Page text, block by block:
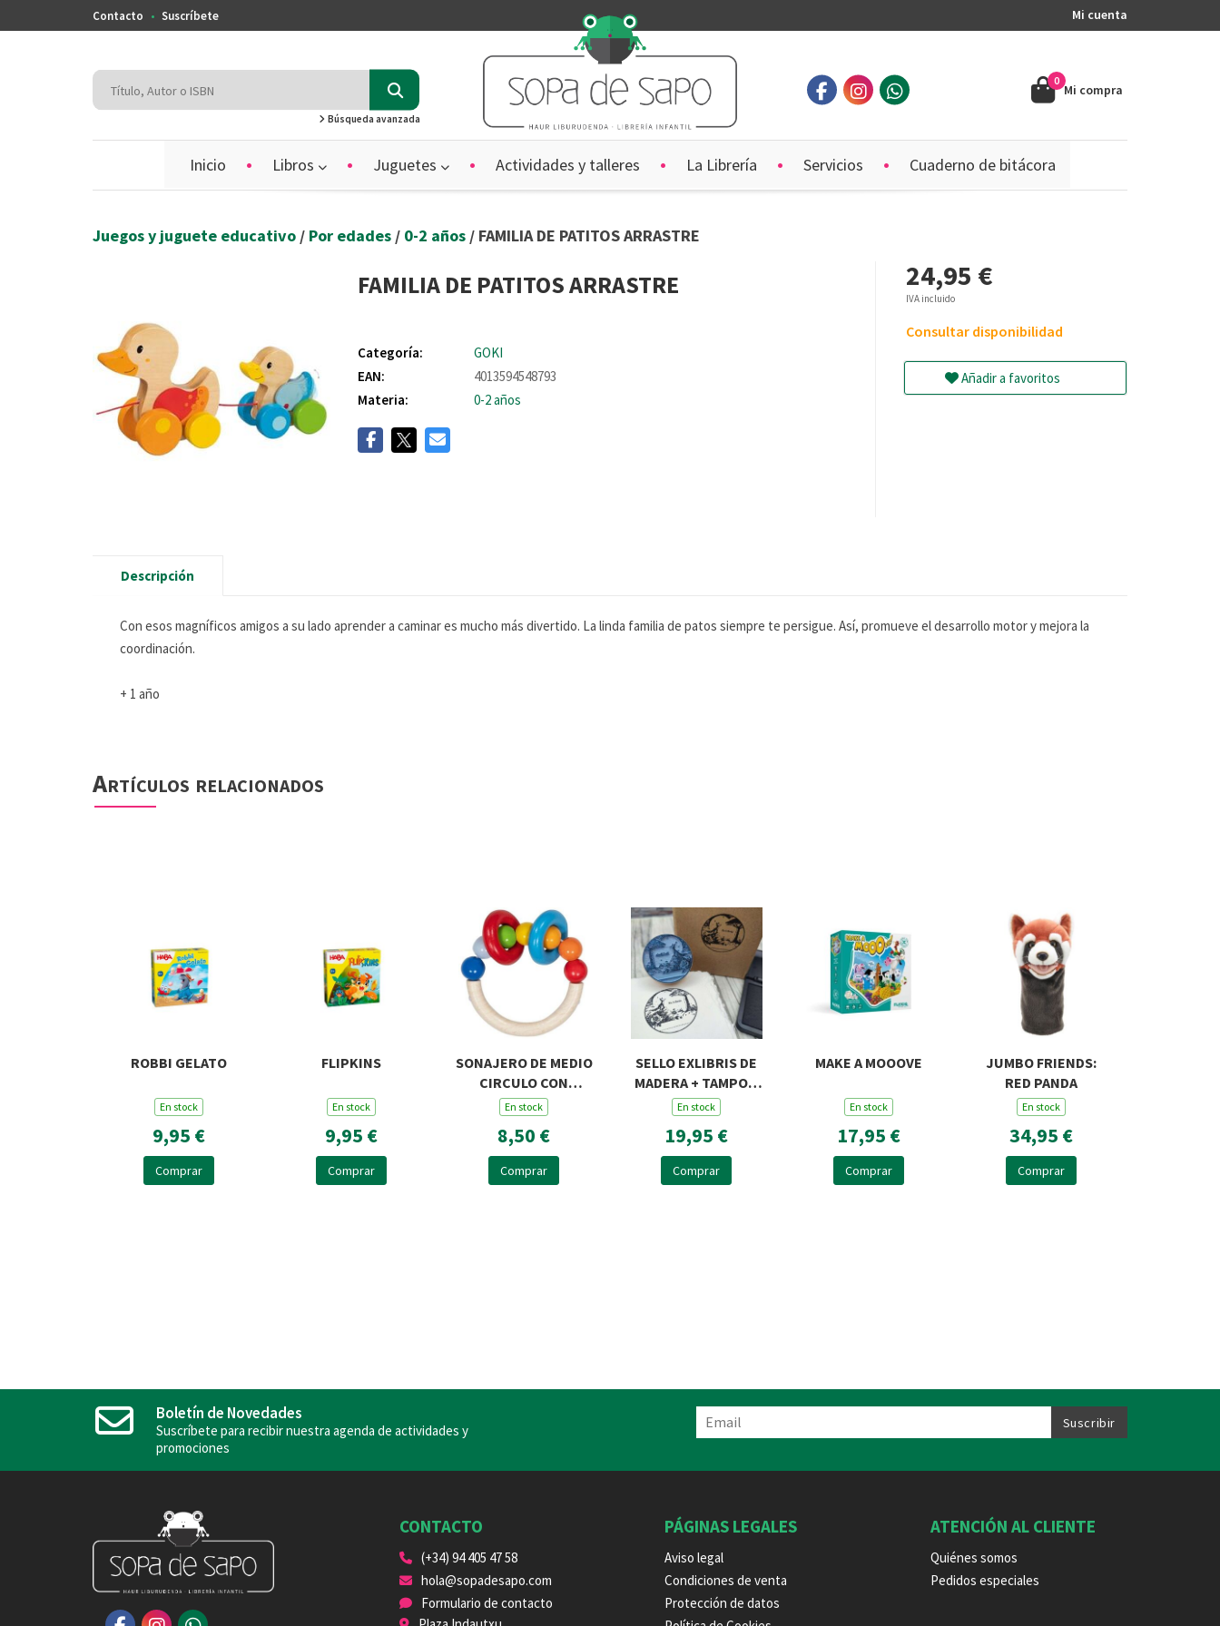
Mi cuenta
Contacto Suscríbete
Búsqueda avanzada
Mi compra
0
Inicio Libros Juguetes Actividades y talleres La Librería Servicios Cuaderno de bitácora
Juegos y juguete educativo / Por edades / 0-2 años / FAMILIA DE PATITOS ARRASTRE
FAMILIA DE PATITOS ARRASTRE
Categoría:
GOKI
EAN:
4013594548793
Materia:
0-2 años
24,95 €
IVA incluido
Consultar disponibilidad
Añadir a favoritos
Descripción
Con esos magníficos amigos a su lado aprender a caminar es mucho más divertido. La linda familia de patos siempre te persigue. Así, promueve el desarrollo motor y mejora la
coordinación.
+ 1 año
Artículos relacionados
ROBBI GELATO
En stock
9,95 €
Comprar
FLIPKINS
En stock
9,95 €
Comprar
SONAJERO DE MEDIO
CIRCULO CON
PERLAS Y DOS
En stock
8,50 €
Comprar
SELLO EXLIBRIS DE
MADERA + TAMPON
ROSA Y ZORRO R45
En stock
19,95 €
Comprar
MAKE A MOOOVE
En stock
17,95 €
Comprar
JUMBO FRIENDS:
RED PANDA
En stock
34,95 €
Comprar
Boletín de Novedades
Suscríbete para recibir nuestra agenda de actividades y
promociones
CONTACTO
(+34) 94 405 47 58
hola@sopadesapo.com
Formulario de contacto
PÁGINAS LEGALES
Aviso legal
Condiciones de venta
Protección de datos
ATENCIÓN AL CLIENTE
Quiénes somos
Pedidos especiales